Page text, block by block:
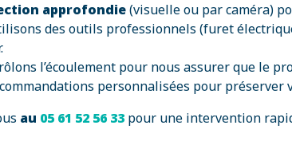
approfondie(visuelle ou par caméra)
des outils professionnels (furet
l’écoulement pour nous assurer que le
personnalisées pour
au 05 61 52 56 33 pour une intervention